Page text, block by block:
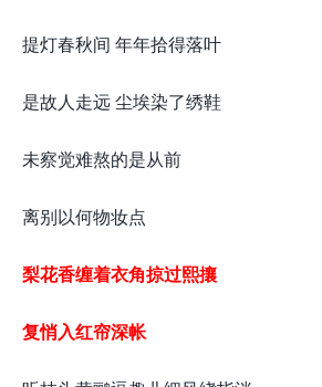
提灯春秋间 年年拾得落叶
是故人走远 尘埃染了绣鞋
未察觉难熬的是从前
离别以何物妆点
梨花香缠着衣角掠过熙攘
复悄入红帘深帐